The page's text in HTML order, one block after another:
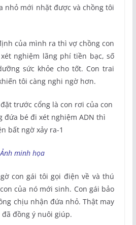
nhỏ mới nhặt được và chồng tôi
của mình ra thì vợ chồng con
nghiệm lãng phí tiền bạc, số
sức khỏe cho tốt. Con trai
tôi càng nghi ngờ hơn.
Ảnh minh họa
con gái tôi gọi điện về và thú
của nó mới sinh. Con gái bảo
chịu nhận đứa nhỏ. Thật may
đồng ý nuôi giúp.